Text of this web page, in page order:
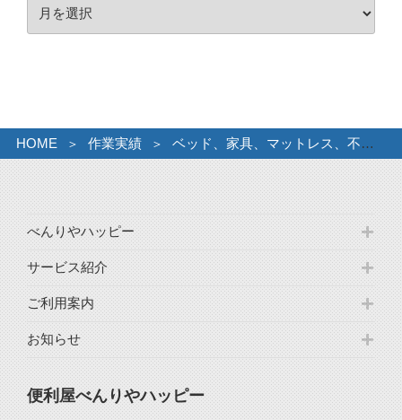
ー
HOME 作業実績 ベッド、家具、マットレス、不要物ひきとり。
べんりやハッピー
サービス紹介
ご利用案内
お知らせ
便利屋べんりやハッピー